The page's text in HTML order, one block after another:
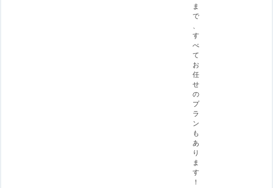
ま
で
す
べ
て
お
任
せ
の
プ
ラ
ン
も
あ
り
ま
す
！